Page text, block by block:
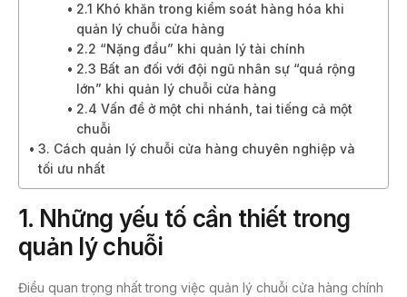
2.1 Khó khăn trong kiểm soát hàng hóa khi
quản lý chuỗi cửa hàng
2.2 “Nặng đầu” khi quản lý tài chính
2.3 Bất an đối với đội ngũ nhân sự “quá rộng
lớn” khi quản lý chuỗi cửa hàng
2.4 Vấn đề ở một chi nhánh, tai tiếng cả một
chuỗi
3. Cách quản lý chuỗi cửa hàng chuyên nghiệp và
tối ưu nhất
1. Những yếu tố cần thiết trong
quản lý chuỗi
Điều quan trọng nhất trong việc quản lý chuỗi cửa hàng chính